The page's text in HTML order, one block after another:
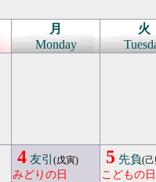
月
Monday
火
4 友引 (戊寅)
みどりの日
5 先負(
こどもの日